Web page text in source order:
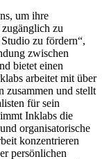
um ihre
zu
zu fördern“,
zwischen
bietet einen
arbeitet mit über
zusammen und stellt
für sein
Inklabs die
organisatorische
konzentrieren
persönlichen